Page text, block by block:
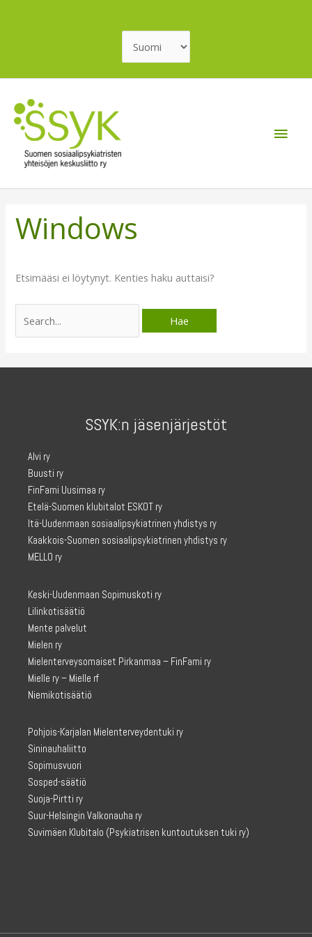
Valitse
Windows
Etsimääsi ei löytynyt. Kenties haku auttaisi?
for:
SSYK:n jäsenjärjestöt
Alvi ry
Buusti ry
FinFami Uusimaa ry
Etelä-Suomen klubitalot ESKOT ry
Itä-Uudenmaan sosiaalipsykiatrinen yhdistys ry
Kaakkois-Suomen sosiaalipsykiatrinen yhdistys ry
MELLO ry
Keski-Uudenmaan Sopimuskoti ry
Lilinkotisäätiö
Mente palvelut
Mielen ry
Mielenterveysomaiset Pirkanmaa – FinFami ry
Mielle ry – Mielle rf
Niemikotisäätiö
Pohjois-Karjalan Mielenterveydentuki ry
Sininauhaliitto
Sopimusvuori
Sosped-säätiö
Suoja-Pirtti ry
Suur-Helsingin Valkonauha ry
Suvimäen Klubitalo (Psykiatrisen kuntoutuksen tuki ry)